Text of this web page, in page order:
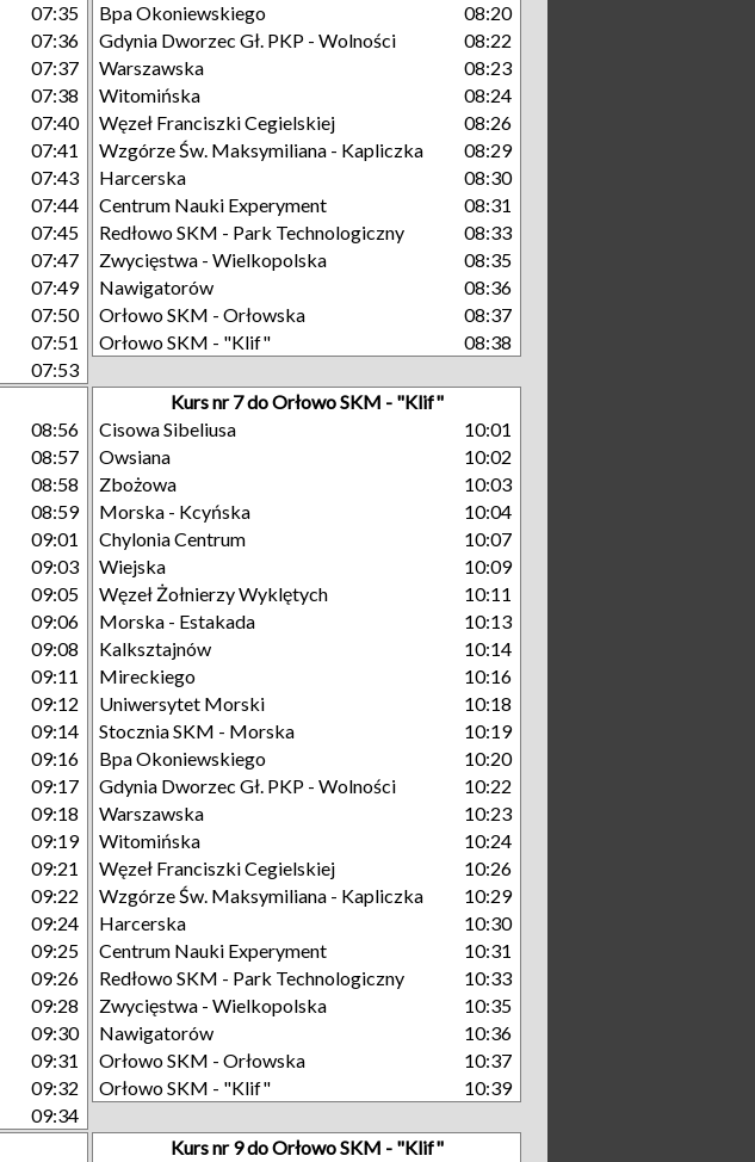
07:35
07:36
07:37
07:38
07:40
07:41
07:43
07:44
07:45
07:47
07:49
07:50
07:51
07:53
Bpa Okoniewskiego
08:20
Gdynia Dworzec Gł. PKP - Wolności
08:22
Warszawska
08:23
Witomińska
08:24
Węzeł Franciszki Cegielskiej
08:26
Wzgórze Św. Maksymiliana - Kapliczka
08:29
Harcerska
08:30
Centrum Nauki Experyment
08:31
Redłowo SKM - Park Technologiczny
08:33
Zwycięstwa - Wielkopolska
08:35
Nawigatorów
08:36
Orłowo SKM - Orłowska
08:37
Orłowo SKM - "Klif"
08:38
08:56
08:57
08:58
08:59
09:01
09:03
09:05
09:06
09:08
09:11
09:12
09:14
09:16
09:17
09:18
09:19
09:21
09:22
09:24
09:25
09:26
09:28
09:30
09:31
09:32
09:34
Kurs nr 7 do Orłowo SKM - "Klif"
Cisowa Sibeliusa
10:01
Owsiana
10:02
Zbożowa
10:03
Morska - Kcyńska
10:04
Chylonia Centrum
10:07
Wiejska
10:09
Węzeł Żołnierzy Wyklętych
10:11
Morska - Estakada
10:13
Kalksztajnów
10:14
Mireckiego
10:16
Uniwersytet Morski
10:18
Stocznia SKM - Morska
10:19
Bpa Okoniewskiego
10:20
Gdynia Dworzec Gł. PKP - Wolności
10:22
Warszawska
10:23
Witomińska
10:24
Węzeł Franciszki Cegielskiej
10:26
Wzgórze Św. Maksymiliana - Kapliczka
10:29
Harcerska
10:30
Centrum Nauki Experyment
10:31
Redłowo SKM - Park Technologiczny
10:33
Zwycięstwa - Wielkopolska
10:35
Nawigatorów
10:36
Orłowo SKM - Orłowska
10:37
Orłowo SKM - "Klif"
10:39
Kurs nr 9 do Orłowo SKM - "Klif"